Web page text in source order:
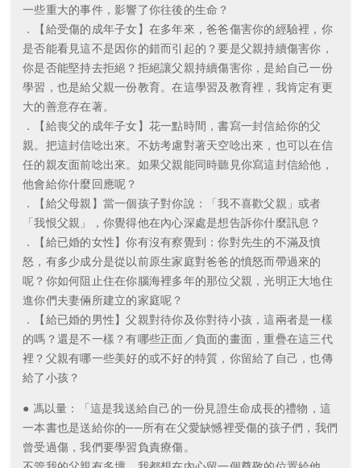
一些重大的事件，影響了你往後的生命？
．【給受傷的成年子女】在多年來，爸爸傷害你的經驗裡，你
是否能看見這不是因你的錯而引起的？要是父親持續傷害你，
你是否能堅持去拒絕？拒絕讓父親持續傷害你，是給自己一份
學習，也是給父親一份教育。在這學習及教育裡，我肯定有更
大的善意存在著。
．【給喪父的成年子女】花一點時間，書寫一封信給你的父
親。把這封信唸出來。不妨考慮對著天空唸出來，也可以在信
任的親友面前唸出來。如果父親能同時聽見你寫這封信給他，
他會給你什麼回應呢？
．【給父母親】當一個孩子對你說：「我不喜歡父親」或者
「我恨父親」，你覺得他在內心深處是想告訴你什麼訊息？
．【給已婚的女性】你有沒有察覺到：你對先生的不滿及憤
怒，有多少成分是從以前原生家庭對爸爸的憤怒而帶過來的
呢？你如何阻止住在你腦海裡多年的那位父親，光明正大地住
進你們夫妻倆所建立的家庭呢？
．【給已婚的男性】父親對待你及你對待小孩，這兩者是一樣
的嗎？還是不一樣？有哪些正面／負面的畫面，重疊在這三代
裡？父親有哪一些美好的或不好的特質，你留給了自己，也傳
給了小孩？
● 馮以量：「這是我送給自己的一份見證生命成長的禮物，這
一本書也是送給你的──所有在父愛缺憾裡受傷的孩子們，我們
曾受過傷，我們要學習負責療傷。